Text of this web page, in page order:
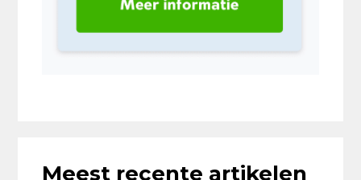
Meest recente artikelen